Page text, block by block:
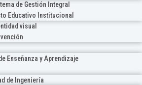
de Gestión Integral
Educativo Institucional
visual
Enseñanza y Aprendizaje
de Ingeniería